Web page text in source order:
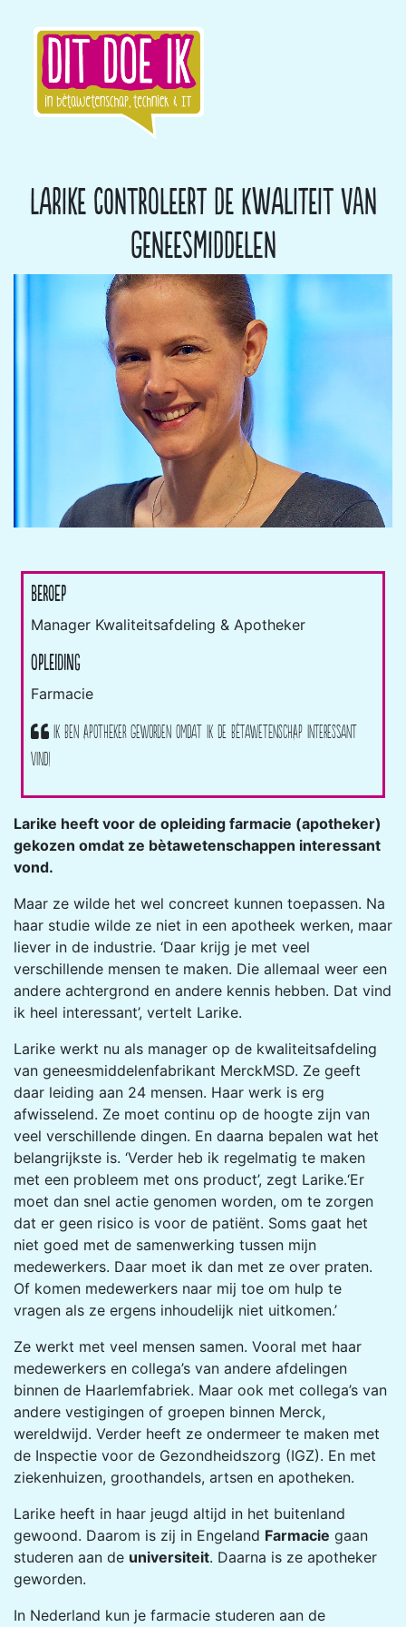
Larike controleert de kwaliteit van
geneesmiddelen
Beroep
Manager Kwaliteitsafdeling & Apotheker
Opleiding
Farmacie
Ik ben apotheker geworden omdat ik de bètawetenschap interessant
vind!
Larike heeft voor de opleiding farmacie (apotheker)
gekozen omdat ze bètawetenschappen interessant
vond.
Maar ze wilde het wel concreet kunnen toepassen. Na
haar studie wilde ze niet in een apotheek werken, maar
liever in de industrie. ‘Daar krijg je met veel
verschillende mensen te maken. Die allemaal weer een
andere achtergrond en andere kennis hebben. Dat vind
ik heel interessant’, vertelt Larike.
Larike werkt nu als manager op de kwaliteitsafdeling
van geneesmiddelenfabrikant MerckMSD. Ze geeft
daar leiding aan 24 mensen. Haar werk is erg
afwisselend. Ze moet continu op de hoogte zijn van
veel verschillende dingen. En daarna bepalen wat het
belangrijkste is. ‘Verder heb ik regelmatig te maken
met een probleem met ons product’, zegt Larike.‘Er
moet dan snel actie genomen worden, om te zorgen
dat er geen risico is voor de patiënt. Soms gaat het
niet goed met de samenwerking tussen mijn
medewerkers. Daar moet ik dan met ze over praten.
Of komen medewerkers naar mij toe om hulp te
vragen als ze ergens inhoudelijk niet uitkomen.’
Ze werkt met veel mensen samen. Vooral met haar
medewerkers en collega’s van andere afdelingen
binnen de Haarlemfabriek. Maar ook met collega’s van
andere vestigingen of groepen binnen Merck,
wereldwijd. Verder heeft ze ondermeer te maken met
de Inspectie voor de Gezondheidszorg (IGZ). En met
ziekenhuizen, groothandels, artsen en apotheken.
Larike heeft in haar jeugd altijd in het buitenland
gewoond. Daarom is zij in Engeland Farmacie gaan
studeren aan de universiteit. Daarna is ze apotheker
geworden.
In Nederland kun je farmacie studeren aan de